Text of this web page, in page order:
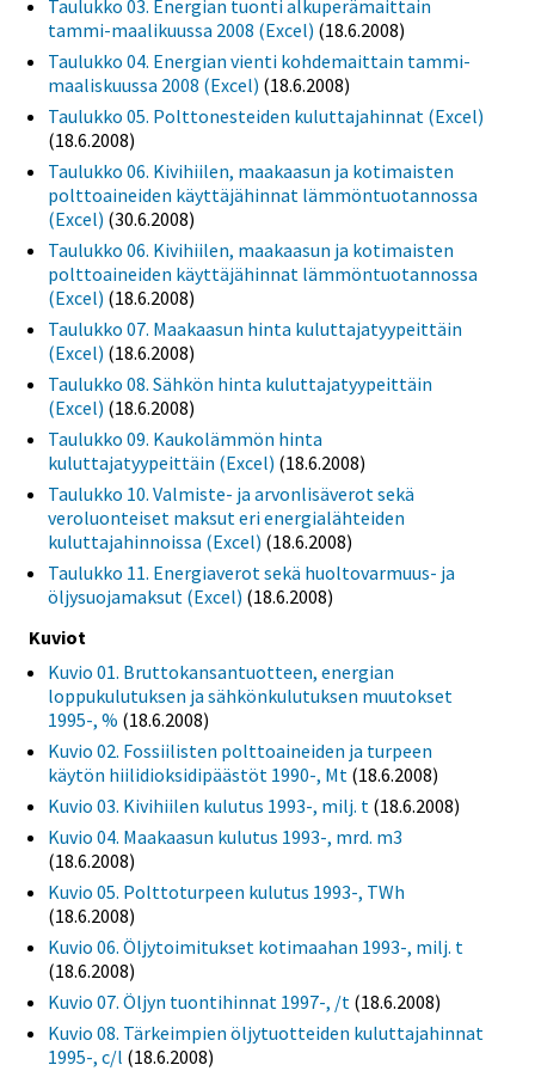
Taulukko 03. Energian tuonti alkuperämaittain
tammi-maalikuussa 2008 (Excel) (18.6.2008)
Taulukko 04. Energian vienti kohdemaittain tammi-
maaliskuussa 2008 (Excel) (18.6.2008)
Taulukko 05. Polttonesteiden kuluttajahinnat (Excel)
(18.6.2008)
Taulukko 06. Kivihiilen, maakaasun ja kotimaisten
polttoaineiden käyttäjähinnat lämmöntuotannossa
(Excel) (30.6.2008)
Taulukko 06. Kivihiilen, maakaasun ja kotimaisten
polttoaineiden käyttäjähinnat lämmöntuotannossa
(Excel) (18.6.2008)
Taulukko 07. Maakaasun hinta kuluttajatyypeittäin
(Excel) (18.6.2008)
Taulukko 08. Sähkön hinta kuluttajatyypeittäin
(Excel) (18.6.2008)
Taulukko 09. Kaukolämmön hinta
kuluttajatyypeittäin (Excel) (18.6.2008)
Taulukko 10. Valmiste- ja arvonlisäverot sekä
veroluonteiset maksut eri energialähteiden
kuluttajahinnoissa (Excel) (18.6.2008)
Taulukko 11. Energiaverot sekä huoltovarmuus- ja
öljysuojamaksut (Excel) (18.6.2008)
Kuviot
Kuvio 01. Bruttokansantuotteen, energian
loppukulutuksen ja sähkönkulutuksen muutokset
1995-, % (18.6.2008)
Kuvio 02. Fossiilisten polttoaineiden ja turpeen
käytön hiilidioksidipäästöt 1990-, Mt (18.6.2008)
Kuvio 03. Kivihiilen kulutus 1993-, milj. t (18.6.2008)
Kuvio 04. Maakaasun kulutus 1993-, mrd. m3
(18.6.2008)
Kuvio 05. Polttoturpeen kulutus 1993-, TWh
(18.6.2008)
Kuvio 06. Öljytoimitukset kotimaahan 1993-, milj. t
(18.6.2008)
Kuvio 07. Öljyn tuontihinnat 1997-, /t (18.6.2008)
Kuvio 08. Tärkeimpien öljytuotteiden kuluttajahinnat
1995-, c/l (18.6.2008)